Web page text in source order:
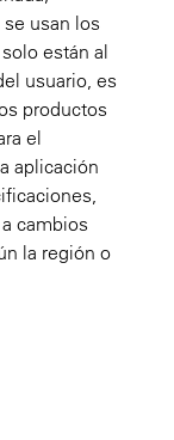
usan los
están al
usuario, es
productos
el
aplicación
cambios
la región o